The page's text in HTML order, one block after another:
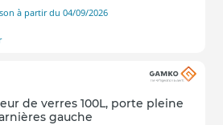
à partir du 04/09/2026
de verres 100L, porte pleine
gauche